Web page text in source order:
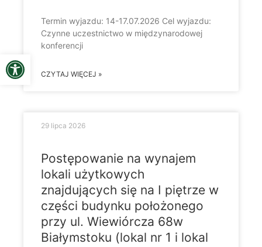
Open toolbar
Termin wyjazdu: 14-17.07.2026 Cel wyjazdu:
Czynne uczestnictwo w międzynarodowej
konferencji
CZYTAJ WIĘCEJ »
Postępowanie na wynajem
lokali użytkowych
znajdujących się na I piętrze w
części budynku położonego
przy ul. Wiewiórcza 68w
Białymstoku (lokal nr 1 i lokal
29 lipca 2026